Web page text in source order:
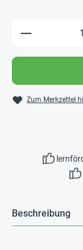
Produkt
Zum Merkzettel
Beschreibung